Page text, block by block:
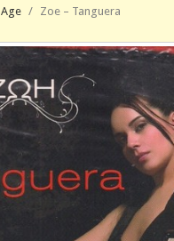
Zoe ‎– Tanguera